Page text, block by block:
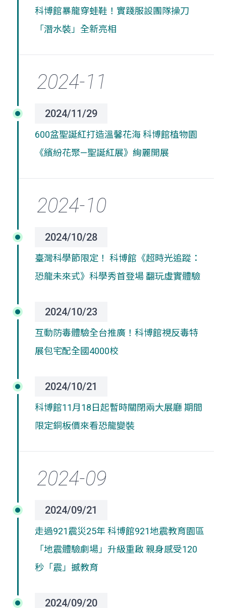
科博館暴龍穿蛙鞋！實踐服設團隊操刀
「潛水裝」全新亮相
2024/11/29
600盆聖誕紅打造溫馨花海 科博館植物園
《繽紛花聚—聖誕紅展》絢麗開展
2024/10/28
臺灣科學節限定！ 科博館《超時光追蹤：
恐龍未來式》科學秀首登場 翻玩虛實體驗
2024/10/23
互動防毒體驗全台推廣！科博館視反毒特
展包宅配全國4000校
2024/10/21
科博館11月18日起暫時關閉兩大展廳 期間
限定銅板價來看恐龍變裝
2024/09/21
走過921震災25年 科博館921地震教育園區
「地震體驗劇場」升級重啟 親身感受120
秒「震」撼教育
2024/09/20